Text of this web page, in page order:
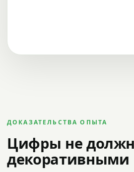
ДОКАЗАТЕЛЬСТВА ОПЫТА
Цифры не
декоративными